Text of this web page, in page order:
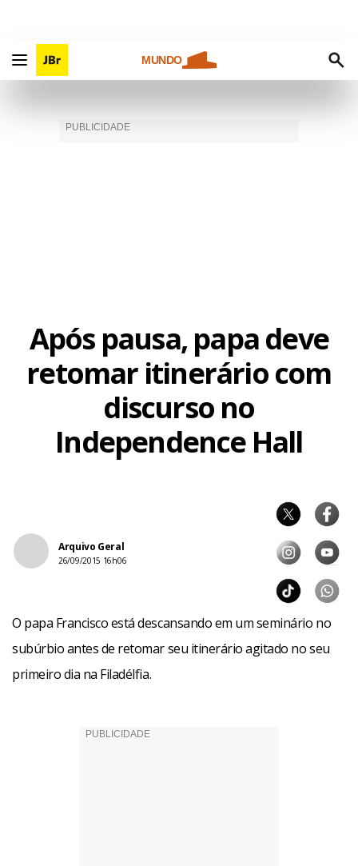
MUNDO
Após pausa, papa deve
retomar itinerário com
discurso no
Independence Hall
Arquivo Geral
26/09/2015 16h06
O papa Francisco está descansando em um seminário no
subúrbio antes de retomar seu itinerário agitado no seu
primeiro dia na Filadélfia.